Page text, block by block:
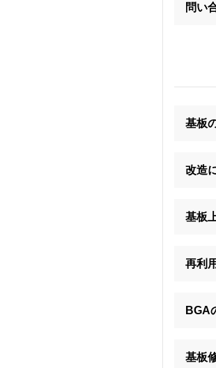
問い
基板
改造
基板
再利
BGA
基板